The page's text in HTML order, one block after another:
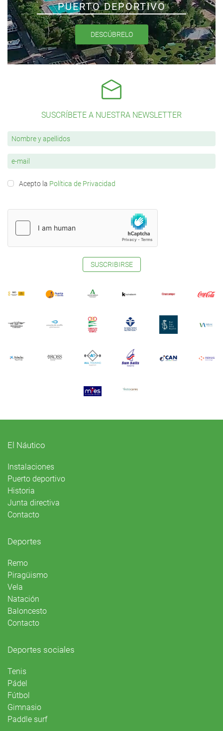
PUERTO DEPORTIVO
DESCÚBRELO
SUSCRÍBETE A NUESTRA NEWSLETTER
Acepto la Política de Privacidad
SUSCRIBIRSE
El Náutico
Instalaciones
Puerto deportivo
Historia
Junta directiva
Contacto
Deportes
Remo
Piragüismo
Vela
Natación
Baloncesto
Contacto
Deportes sociales
Tenis
Pádel
Fútbol
Gimnasio
Paddle surf